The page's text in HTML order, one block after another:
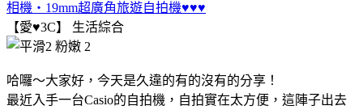
相機‧19mm超廣角旅遊自拍機♥♥♥
【愛♥3C】 生活綜合
哈囉～大家好，今天是久違的有的沒有的分享！
最近入手一台Casio的自拍機，自拍實在太方便，這陣子出去